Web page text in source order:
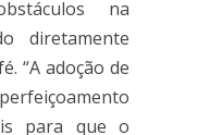
na
diretamente
“A adoção de
para que o